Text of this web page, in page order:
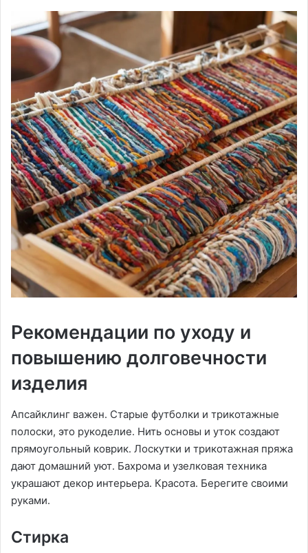
Рекомендации по уходу и
повышению долговечности
изделия
Апсайклинг важен․ Старые футболки и трикотажные
полоски, это рукоделие․ Нить основы и уток создают
прямоугольный коврик․ Лоскутки и трикотажная пряжа
дают домашний уют․ Бахрома и узелковая техника
украшают декор интерьера․ Красота․ Берегите своими
руками․
Стирка